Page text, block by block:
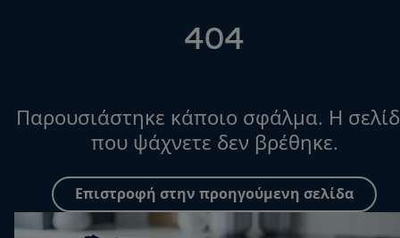
404
Παρουσιάστηκε κάποιο σφάλμα. Η
που ψάχνετε δεν βρέθηκε.
Επιστροφή στην προηγούμενη σελίδα